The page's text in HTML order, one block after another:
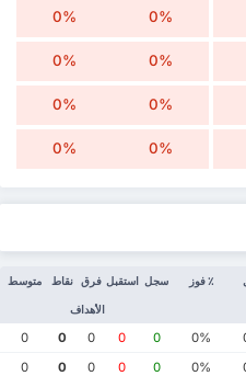
0%
0%
0%
0%
0%
0%
0%
0%
٪ فوز سجل استقبل فرق
الأهداف
نقاط متوسط
0%
0
0
0
0
0
0%
0
0
0
0
0